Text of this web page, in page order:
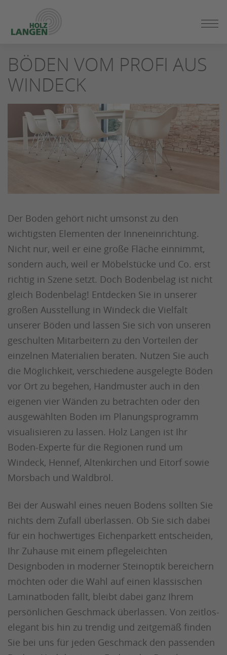
SEITENINHALT
SPRINGEN
BÖDEN VOM PROFI AUS
WINDECK
Der Boden gehört nicht umsonst zu den
wichtigsten Elementen der Inneneinrichtung.
Nicht nur, weil er eine große Fläche einnimmt,
sondern auch, weil er Möbelstücke und Co. erst
richtig in Szene setzt. Doch Bodenbelag ist nicht
gleich Bodenbelag! Entdecken Sie in unserer
großen Ausstellung in Windeck die Vielfalt
unserer Böden und lassen Sie sich von unseren
geschulten Mitarbeitern zu den Vorteilen der
einzelnen Materialien beraten. Nutzen Sie auch
die Möglichkeit, verschiedene ausgelegte Böden
vor Ort zu begehen, Handmuster auch in den
eigenen vier Wänden zu betrachten oder den
ausgewählten Boden im Planungsprogramm
visualisieren zu lassen. Holz Langen ist Ihr
Boden-Experte für die Regionen rund um
Windeck, Hennef, Altenkirchen und Eitorf sowie
Morsbach und Waldbröl.
Bei der Auswahl eines neuen Bodens sollten Sie
nichts dem Zufall überlassen. Ob Sie sich dabei
für ein hochwertiges Eichenparkett entscheiden,
Ihr Zuhause mit einem pflegeleichten
Designboden in moderner Steinoptik bereichern
möchten oder die Wahl auf einen klassischen
Laminatboden fällt, bleibt dabei ganz Ihrem
persönlichen Geschmack überlassen. Von zeitlos-
elegant bis hin zu trendig und zeitgemäß finden
Sie bei uns für jeden Geschmack den passenden